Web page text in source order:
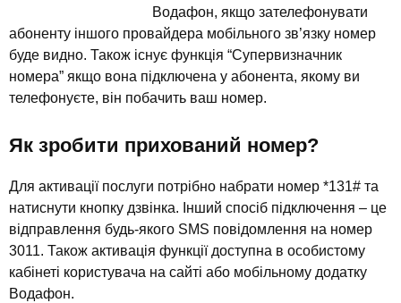
Водафон, якщо зателефонувати
абоненту іншого провайдера мобільного зв’язку номер
буде видно. Також існує функція “Супервизначник
номера” якщо вона підключена у абонента, якому ви
телефонуєте, він побачить ваш номер.
Як зробити прихований номер?
Для активації послуги потрібно набрати номер *131# та
натиснути кнопку дзвінка. Інший спосіб підключення – це
відправлення будь-якого SMS повідомлення на номер
3011. Також активація функції доступна в особистому
кабінеті користувача на сайті або мобільному додатку
Водафон.